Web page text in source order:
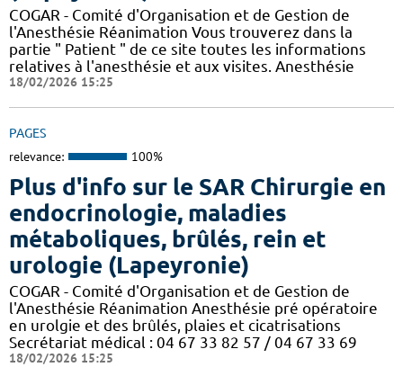
COGAR - Comité d'Organisation et de Gestion de
l'Anesthésie Réanimation Vous trouverez dans la
partie " Patient " de ce site toutes les informations
relatives à l'anesthésie et aux visites. Anesthésie
18/02/2026 15:25
PAGES
relevance: 100%
Plus d'info sur le SAR Chirurgie en
endocrinologie, maladies
métaboliques, brûlés, rein et
urologie (Lapeyronie)
COGAR - Comité d'Organisation et de Gestion de
l'Anesthésie Réanimation Anesthésie pré opératoire
en urolgie et des brûlés, plaies et cicatrisations
Secrétariat médical : 04 67 33 82 57 / 04 67 33 69
18/02/2026 15:25